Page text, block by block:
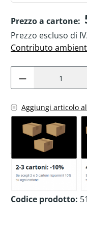
Prezzo a cartone:
Prezzo escluso di
Contributo
Aggiungi articolo
Codice prodotto: